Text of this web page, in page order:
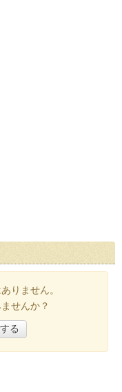
りません。
せんか？
る